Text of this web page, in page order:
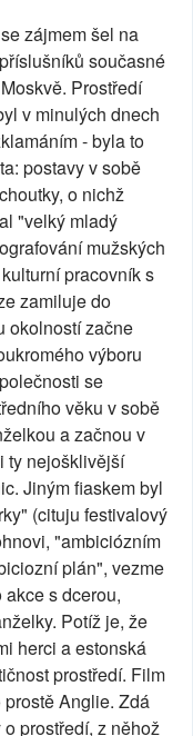
zájmem šel na
současné
Prostředí
v minulých dnech
- byla to
postavy v sobě
o nichž
"velký mladý
mužských
pracovník s
zamiluje do
okolností začne
výboru
se
věku v sobě
a začnou v
ty nejošklivější
Jiným fiaskem byl
(cituju festivalový
"ambiciózním
plán", vezme
s dcerou,
Potíž je, že
herci a estonská
prostředí. Film
Anglie. Zdá
prostředí, z něhož